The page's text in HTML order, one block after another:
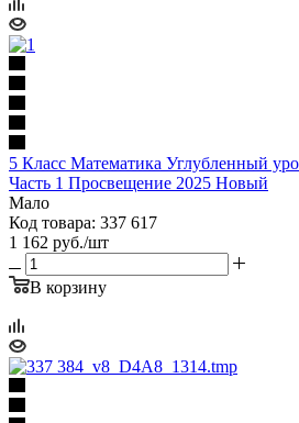
5 Класс Математика Углубленный
Часть 1 Просвещение 2025 Новый
Мало
Код товара: 337 617
1 162 руб./шт
В корзину